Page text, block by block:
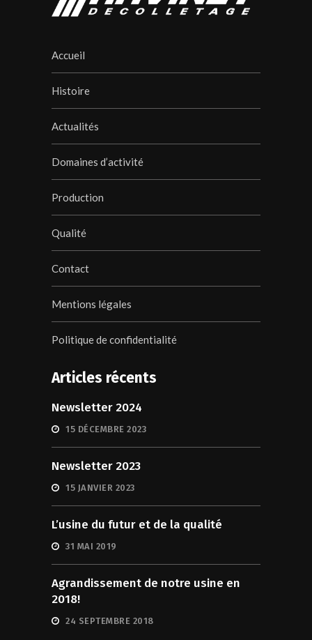
Accueil
Histoire
Actualités
Domaines d’activité
Production
Qualité
Contact
Mentions légales
Politique de confidentialité
Articles récents
Newsletter 2024
15 DÉCEMBRE 2023
Newsletter 2023
15 JANVIER 2023
L’usine du futur et de la qualité
31 MAI 2019
Agrandissement de notre usine en
2018!
24 SEPTEMBRE 2018